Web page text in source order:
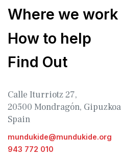
Where we work
How to help
Find Out
Calle Iturriotz 27,
20500 Mondragón, Gipuzkoa
Spain
mundukide@mundukide.org
943 772 010